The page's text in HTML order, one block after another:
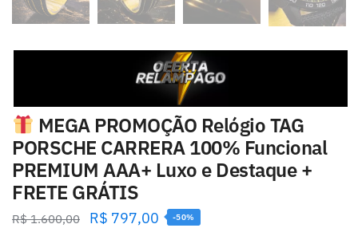
MEGA PROMOÇÃO Relógio TAG
PORSCHE CARRERA 100% Funcional
PREMIUM AAA+ Luxo e Destaque +
FRETE GRÁTIS
R$1.600,00 R$ 797,00 -50%